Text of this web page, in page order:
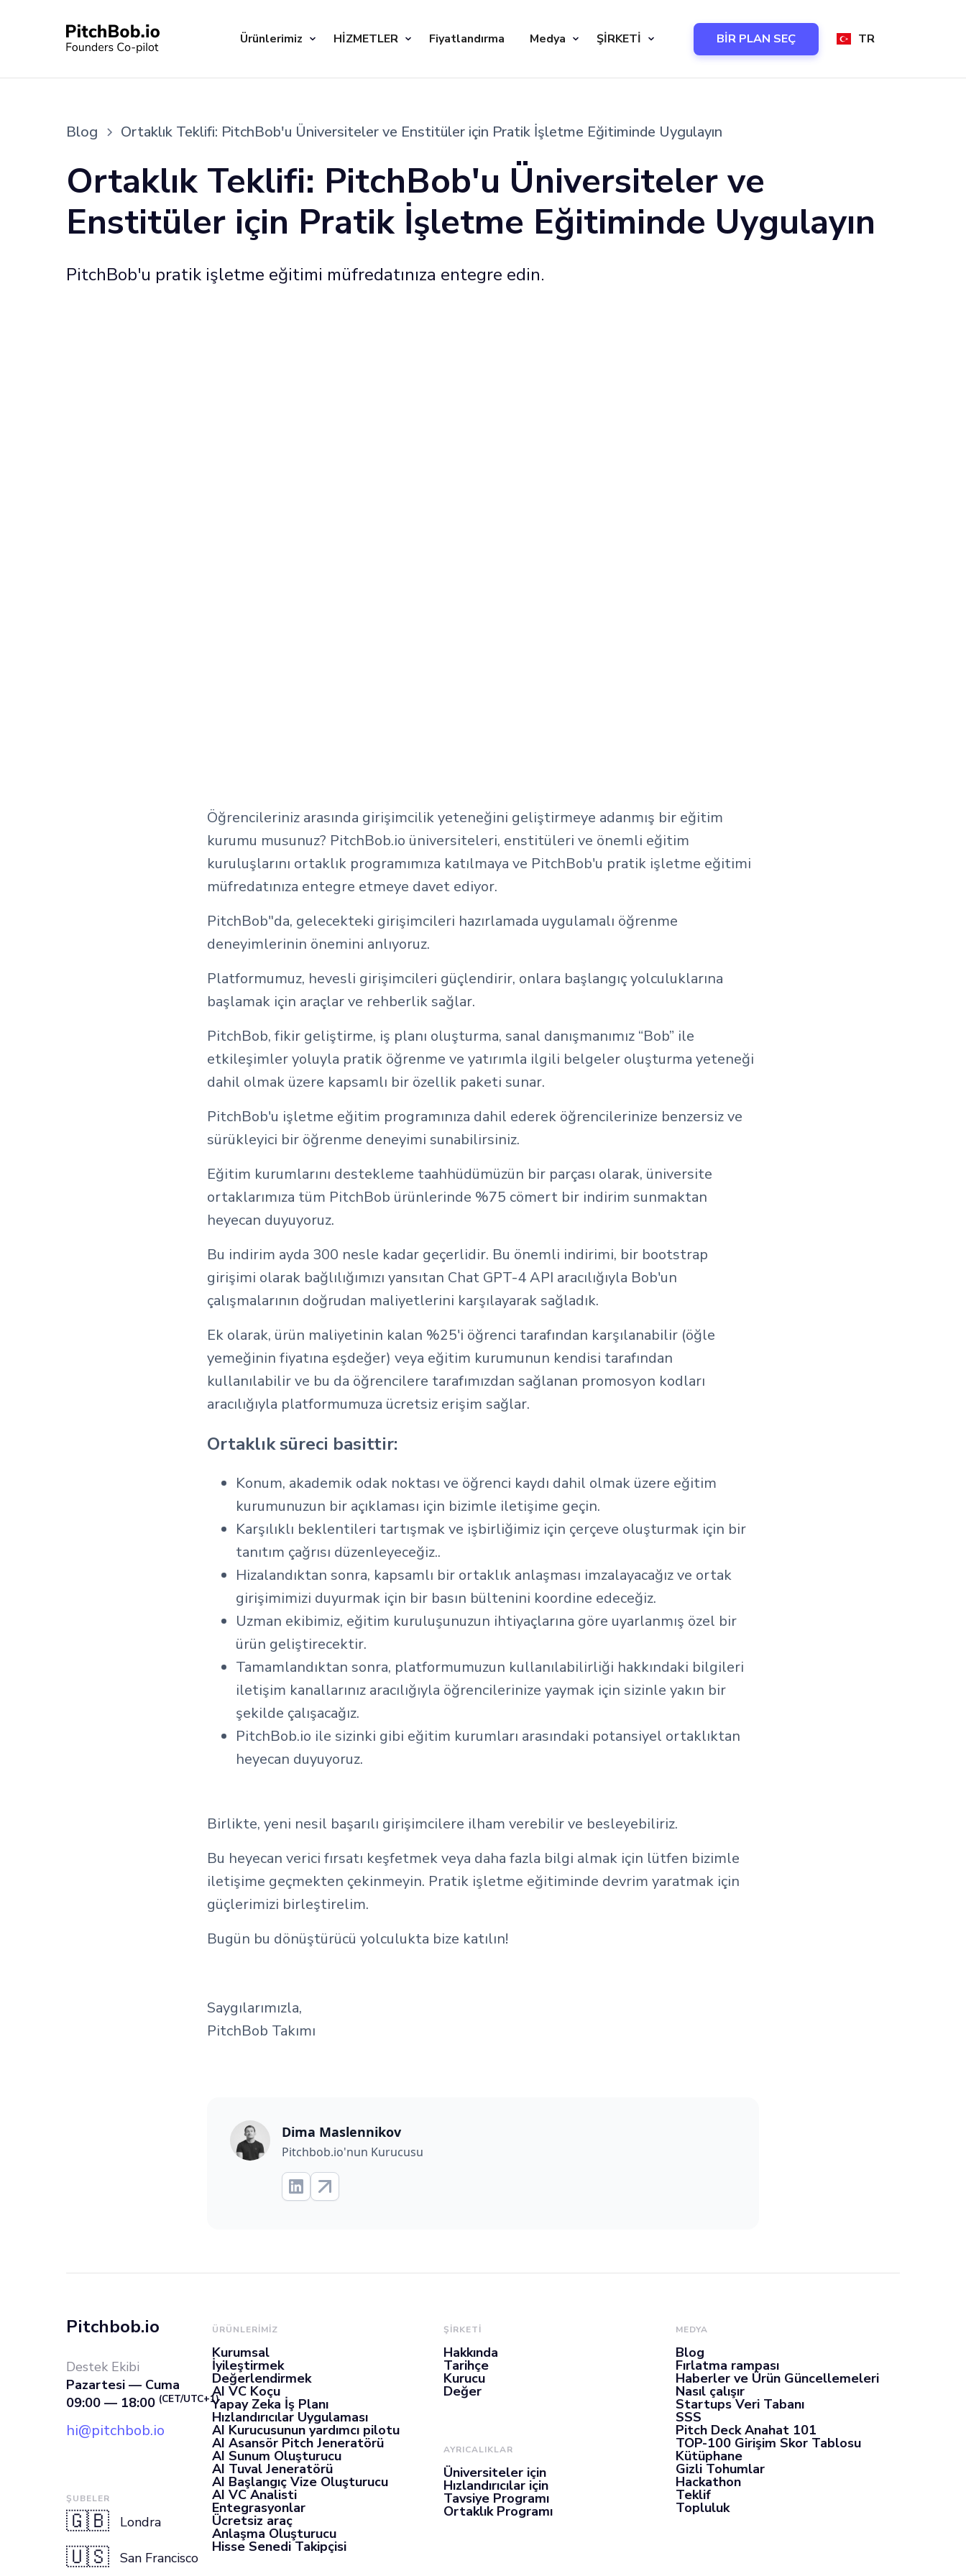
Ürünlerimiz HİZMETLER Fiyatlandırma Medya ŞİRKETİ BİR PLAN SEÇ TR
Blog Ortaklık Teklifi: PitchBob'u Üniversiteler ve Enstitüler için Pratik İşletme Eğitiminde Uygulayın
Ortaklık Teklifi: PitchBob'u Üniversiteler ve
Enstitüler için Pratik İşletme Eğitiminde Uygulayın
PitchBob'u pratik işletme eğitimi müfredatınıza entegre edin.
Öğrencileriniz arasında girişimcilik yeteneğini geliştirmeye adanmış bir eğitim
kurumu musunuz? PitchBob.io üniversiteleri, enstitüleri ve önemli eğitim
kuruluşlarını ortaklık programımıza katılmaya ve PitchBob'u pratik işletme eğitimi
müfredatınıza entegre etmeye davet ediyor.
PitchBob"da, gelecekteki girişimcileri hazırlamada uygulamalı öğrenme
deneyimlerinin önemini anlıyoruz.
Platformumuz, hevesli girişimcileri güçlendirir, onlara başlangıç yolculuklarına
başlamak için araçlar ve rehberlik sağlar.
PitchBob, fikir geliştirme, iş planı oluşturma, sanal danışmanımız “Bob” ile
etkileşimler yoluyla pratik öğrenme ve yatırımla ilgili belgeler oluşturma yeteneği
dahil olmak üzere kapsamlı bir özellik paketi sunar.
PitchBob'u işletme eğitim programınıza dahil ederek öğrencilerinize benzersiz ve
sürükleyici bir öğrenme deneyimi sunabilirsiniz.
Eğitim kurumlarını destekleme taahhüdümüzün bir parçası olarak, üniversite
ortaklarımıza tüm PitchBob ürünlerinde %75 cömert bir indirim sunmaktan
heyecan duyuyoruz.
Bu indirim ayda 300 nesle kadar geçerlidir. Bu önemli indirimi, bir bootstrap
girişimi olarak bağlılığımızı yansıtan Chat GPT-4 API aracılığıyla Bob'un
çalışmalarının doğrudan maliyetlerini karşılayarak sağladık.
Ek olarak, ürün maliyetinin kalan %25'i öğrenci tarafından karşılanabilir (öğle
yemeğinin fiyatına eşdeğer) veya eğitim kurumunun kendisi tarafından
kullanılabilir ve bu da öğrencilere tarafımızdan sağlanan promosyon kodları
aracılığıyla platformumuza ücretsiz erişim sağlar.
Ortaklık süreci basittir:
Konum, akademik odak noktası ve öğrenci kaydı dahil olmak üzere eğitim
kurumunuzun bir açıklaması için bizimle iletişime geçin.
Karşılıklı beklentileri tartışmak ve işbirliğimiz için çerçeve oluşturmak için bir
tanıtım çağrısı düzenleyeceğiz..
Hizalandıktan sonra, kapsamlı bir ortaklık anlaşması imzalayacağız ve ortak
girişimimizi duyurmak için bir basın bültenini koordine edeceğiz.
Uzman ekibimiz, eğitim kuruluşunuzun ihtiyaçlarına göre uyarlanmış özel bir
ürün geliştirecektir.
Tamamlandıktan sonra, platformumuzun kullanılabilirliği hakkındaki bilgileri
iletişim kanallarınız aracılığıyla öğrencilerinize yaymak için sizinle yakın bir
şekilde çalışacağız.
PitchBob.io ile sizinki gibi eğitim kurumları arasındaki potansiyel ortaklıktan
heyecan duyuyoruz.
Birlikte, yeni nesil başarılı girişimcilere ilham verebilir ve besleyebiliriz.
Bu heyecan verici fırsatı keşfetmek veya daha fazla bilgi almak için lütfen bizimle
iletişime geçmekten çekinmeyin. Pratik işletme eğitiminde devrim yaratmak için
güçlerimizi birleştirelim.
Bugün bu dönüştürücü yolculukta bize katılın!
Saygılarımızla,
PitchBob Takımı
Dima Maslennikov
Pitchbob.io'nun Kurucusu
Pitchbob.io
Destek Ekibi
Pazartesi — Cuma
09:00 — 18:00 (CET/UTC+1)
hi@pitchbob.io
ŞUBELER
🇬🇧 Londra
🇺🇸 San Francisco
ÜRÜNLERIMIZ
Kurumsal
İyileştirmek
Değerlendirmek
AI VC Koçu
Yapay Zeka İş Planı
Hızlandırıcılar Uygulaması
AI Kurucusunun yardımcı pilotu
AI Asansör Pitch Jeneratörü
AI Sunum Oluşturucu
AI Tuval Jeneratörü
AI Başlangıç Vize Oluşturucu
AI VC Analisti
Entegrasyonlar
Ücretsiz araç
Anlaşma Oluşturucu
Hisse Senedi Takipçisi
ŞİRKETİ
Hakkında
Tarihçe
Kurucu
Değer
AYRICALIKLAR
Üniversiteler için
Hızlandırıcılar için
Tavsiye Programı
Ortaklık Programı
MEDYA
Blog
Fırlatma rampası
Haberler ve Ürün Güncellemeleri
Nasıl çalışır
Startups Veri Tabanı
SSS
Pitch Deck Anahat 101
TOP-100 Girişim Skor Tablosu
Kütüphane
Gizli Tohumlar
Hackathon
Teklif
Topluluk